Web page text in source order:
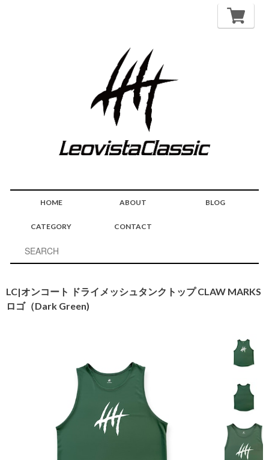
HOME ABOUT BLOG
CATEGORY CONTACT
LC|オンコート ドライメッシュタンクトップ CLAW MARKS
ロゴ（Dark Green)